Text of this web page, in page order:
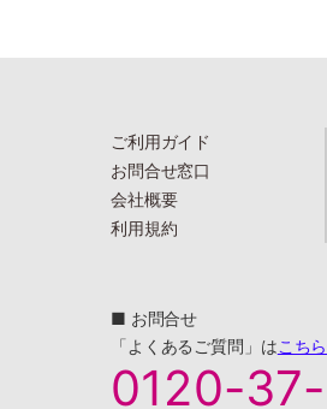
ご利用ガイド
お問合せ窓口
会社概要
利用規約
■ お問合せ
「よくあるご質問」はこちら
0120-